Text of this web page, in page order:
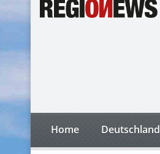
Home Deutschland